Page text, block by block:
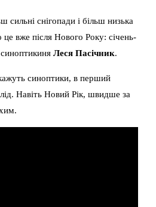
сильні снігопади і більш низька
це вже після Нового Року: січень-
Леся Пасічник.
синоптики, в перший
Навіть Новий Рік, швидше за